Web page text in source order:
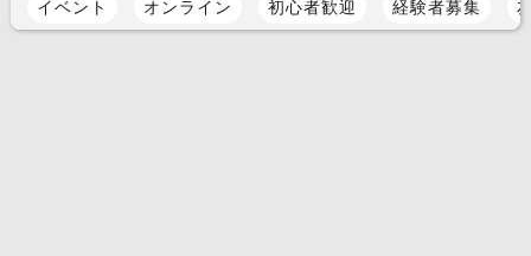
イベント オンライン 初心者歓迎 経験者募集